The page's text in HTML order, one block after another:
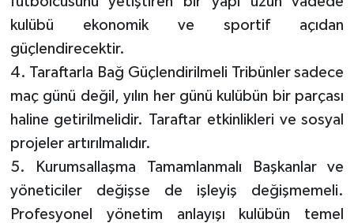
kulübü ekonomik ve sportif açıdan
güçlendirecektir.
4. Taraftarla Bağ Güçlendirilmeli Tribünler sadece
maç günü değil, yılın her günü kulübün bir parçası
haline getirilmelidir. Taraftar etkinlikleri ve sosyal
projeler artırılmalıdır.
5. Kurumsallaşma Tamamlanmalı Başkanlar ve
yöneticiler değişse de işleyiş değişmemeli.
Profesyonel yönetim anlayışı kulübün temel